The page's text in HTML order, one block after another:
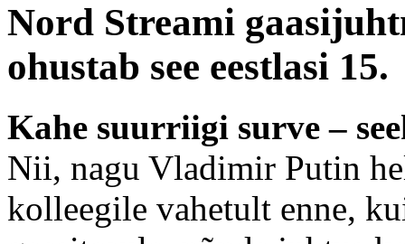
Nord Streami
ohustab see eestlasi 15.
Kahe suurriigi surve –
Nii, nagu Vladimir Putin
kolleegile vahetult enne,